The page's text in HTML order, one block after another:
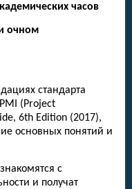
часов
очном
стандарта
PMI (Project
6th Edition (2017),
основных понятий и
с
и получат